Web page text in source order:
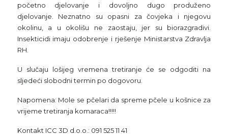
početno djelovanje i dovoljno dugo produženo
djelovanje. Neznatno su opasni za čovjeka i njegovu
okolinu, a u okolišu ne zaostaju, jer su biorazgradivi.
Insekticidi imaju odobrenje i rješenje Ministarstva Zdravlja
RH.
U slučaju lošijeg vremena tretiranje će se odgoditi na
sljedeći slobodni termin po dogovoru.
Napomena: Mole se pčelari da spreme pčele u košnice za
vrijeme tretiranja komaraca!!!!!
Kontakt ICC 3D d.o.o.: 091 525 11 41